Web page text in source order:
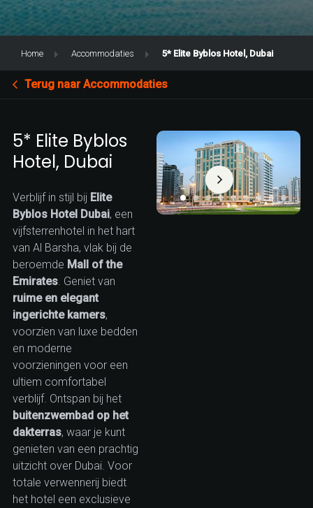
Home Accommodaties 5* Elite Byblos Hotel, Dubai
Terug naar Accommodaties
5* Elite Byblos
Hotel, Dubai
Verblijf in stijl bij Elite
Byblos Hotel Dubai, een
vijfsterrenhotel in het hart
van Al Barsha, vlak bij de
beroemde Mall of the
Emirates. Geniet van
ruime en elegant
ingerichte kamers,
voorzien van luxe bedden
en moderne
voorzieningen voor een
ultiem comfortabel
verblijf. Ontspan bij het
buitenzwembad op het
dakterras, waar je kunt
genieten van een prachtig
uitzicht over Dubai. Voor
totale verwennerij biedt
het hotel een exclusieve